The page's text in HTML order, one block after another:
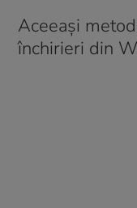
Aceeași
închirieri din